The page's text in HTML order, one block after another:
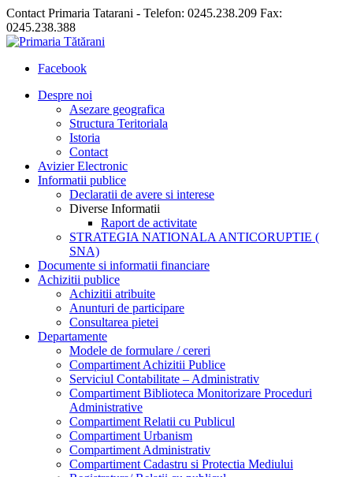
Contact Primaria Tatarani - Telefon: 0245.238.209 Fax:
0245.238.388
Facebook
Despre noi
Asezare geografica
Structura Teritoriala
Istoria
Contact
Avizier Electronic
Informatii publice
Declaratii de avere si interese
Diverse Informatii
Raport de activitate
STRATEGIA NATIONALA ANTICORUPTIE (
SNA)
Documente si informatii financiare
Achizitii publice
Achizitii atribuite
Anunturi de participare
Consultarea pietei
Departamente
Modele de formulare / cereri
Compartiment Achizitii Publice
Serviciul Contabilitate – Administrativ
Compartiment Biblioteca Monitorizare Proceduri
Administrative
Compartiment Relatii cu Publicul
Compartiment Urbanism
Compartiment Administrativ
Compartiment Cadastru si Protectia Mediului